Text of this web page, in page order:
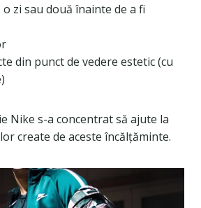
zi sau două înainte de a fi
din punct de vedere estetic (cu
Nike s-a concentrat să ajute la
create de aceste încălțăminte.